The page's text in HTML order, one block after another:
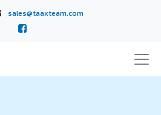
sales@taaxteam.com